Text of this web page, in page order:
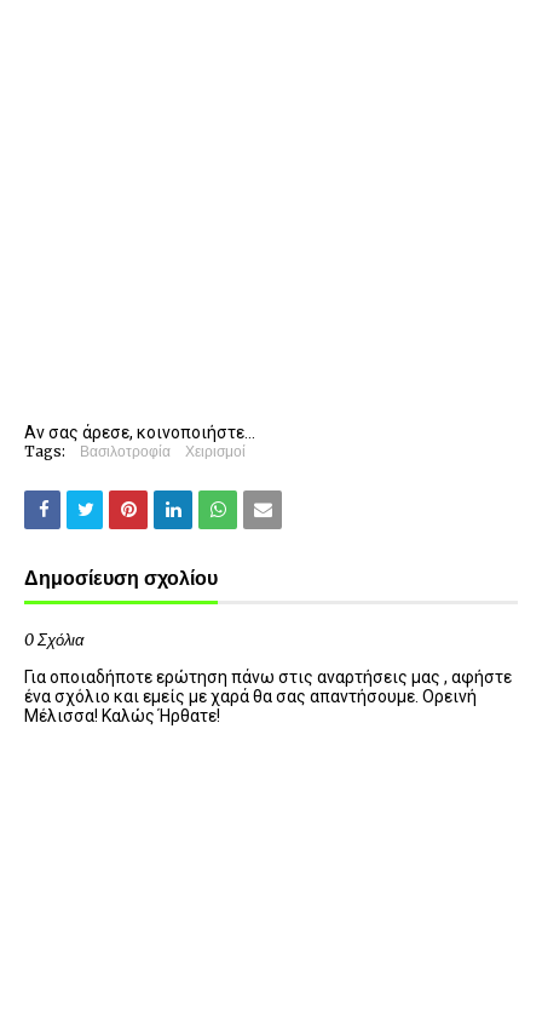
Αν σας άρεσε, κοινοποιήστε...
Tags: Βασιλοτροφία Χειρισμοί
Δημοσίευση σχολίου
0 Σχόλια
Για οποιαδήποτε ερώτηση πάνω στις αναρτήσεις μας , αφήστε
ένα σχόλιο και εμείς με χαρά θα σας απαντήσουμε. Ορεινή
Μέλισσα! Καλώς Ήρθατε!